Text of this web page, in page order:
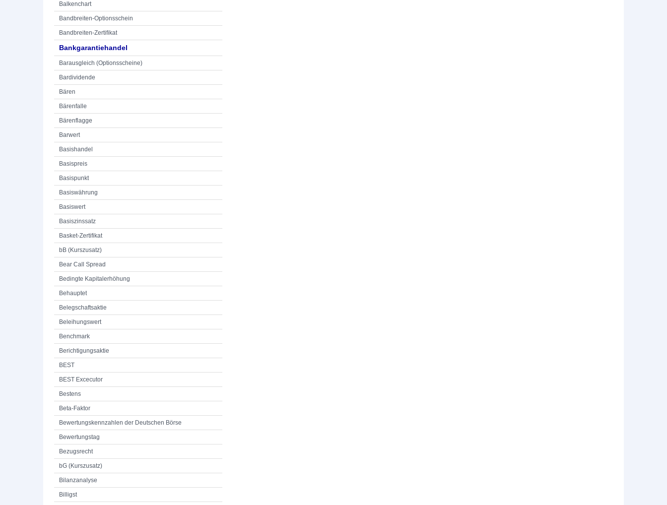
Balkenchart
Bandbreiten-Optionsschein
Bandbreiten-Zertifikat
Bankgarantiehandel
Barausgleich (Optionsscheine)
Bardividende
Bären
Bärenfalle
Bärenflagge
Barwert
Basishandel
Basispreis
Basispunkt
Basiswährung
Basiswert
Basiszinssatz
Basket-Zertifikat
bB (Kurszusatz)
Bear Call Spread
Bedingte Kapitalerhöhung
Behauptet
Belegschaftsaktie
Beleihungswert
Benchmark
Berichtigungsaktie
BEST
BEST Excecutor
Bestens
Beta-Faktor
Bewertungskennzahlen der Deutschen Börse
Bewertungstag
Bezugsrecht
bG (Kurszusatz)
Bilanzanalyse
Billigst